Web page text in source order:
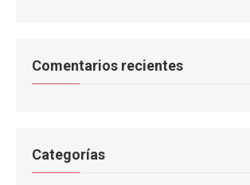
Comentarios recientes
Categorías